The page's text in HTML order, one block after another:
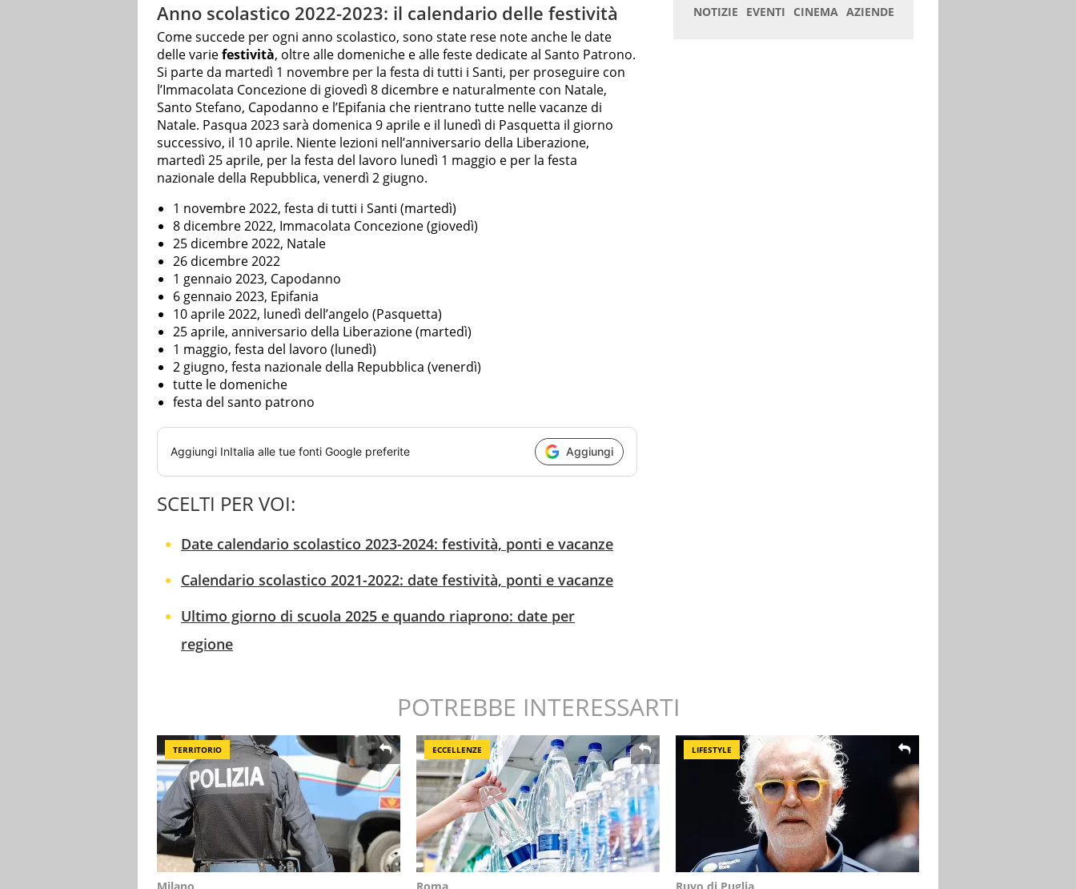
Anno scolastico 2022-2023: il calendario delle festività
Come succede per ogni anno scolastico, sono state rese note anche le date
delle variefestività, oltre alle domeniche e alle feste dedicate al Santo Patrono.
Si parte da martedì 1 novembre per la festa di tutti i Santi, per proseguire con
l’Immacolata Concezione di giovedì 8 dicembre e naturalmente con Natale,
Santo Stefano, Capodanno e l’Epifania che rientrano tutte nelle vacanze di
Natale. Pasqua 2023 sarà domenica 9 aprile e il lunedì di Pasquetta il giorno
successivo, il 10 aprile. Niente lezioni nell’anniversario della Liberazione,
martedì 25 aprile, per la festa del lavoro lunedì 1 maggio e per la festa
nazionale della Repubblica, venerdì 2 giugno.
1 novembre 2022, festa di tutti i Santi (martedì)
8 dicembre 2022, Immacolata Concezione (giovedì)
25 dicembre 2022, Natale
26 dicembre 2022
1 gennaio 2023, Capodanno
6 gennaio 2023, Epifania
10 aprile 2022, lunedì dell’angelo (Pasquetta)
25 aprile, anniversario della Liberazione (martedì)
1 maggio, festa del lavoro (lunedì)
2 giugno, festa nazionale della Repubblica (venerdì)
tutte le domeniche
festa del santo patrono
Aggiungi InItalia alle tue fonti Google preferite Aggiungi
SCELTI PER VOI:
Date calendario scolastico 2023-2024: festività, ponti e vacanze
Calendario scolastico 2021-2022: date festività, ponti e vacanze
Ultimo giorno di scuola 2025 e quando riaprono: date per
regione
POTREBBE INTERESSARTI
TERRITORIO
Milano
ECCELLENZE
Roma
LIFESTYLE
Ruvo di Puglia